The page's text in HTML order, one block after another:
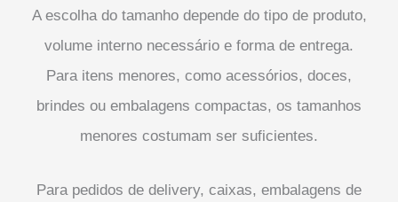
A escolha do tamanho depende do tipo de produto,
volume interno necessário e forma de entrega.
Para itens menores, como acessórios, doces,
brindes ou embalagens compactas, os tamanhos
menores costumam ser suficientes.
Para pedidos de delivery, caixas, embalagens de